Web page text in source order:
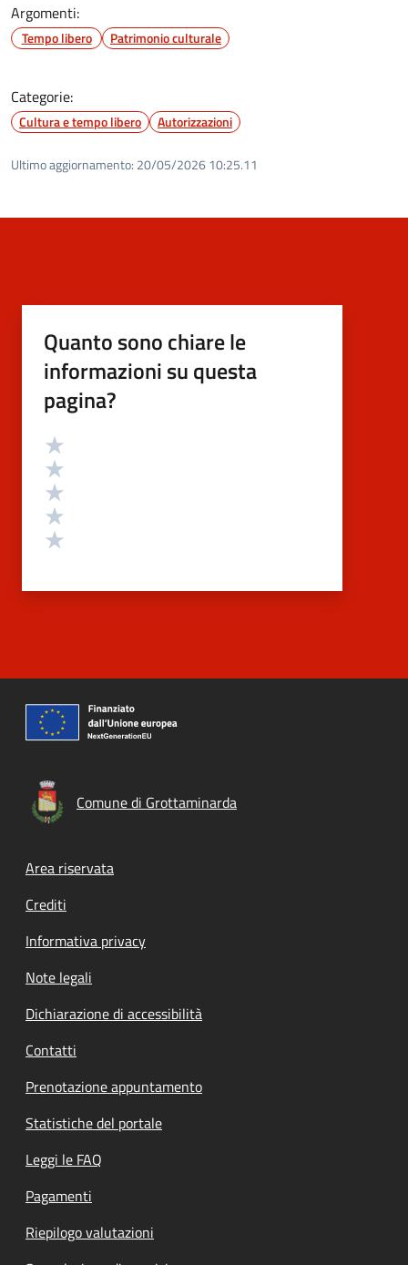
Argomenti:
Tempo libero Patrimonio culturale
Categorie:
Cultura e tempo libero Autorizzazioni
Ultimo aggiornamento: 20/05/2026 10:25.11
Quanto sono chiare le
informazioni su questa
pagina?
Valutazione
Comune di Grottaminarda
Footer menu
Area riservata
Crediti
Informativa privacy
Note legali
Dichiarazione di accessibilità
Contatti
Prenotazione appuntamento
Statistiche del portale
Leggi le FAQ
Pagamenti
Riepilogo valutazioni